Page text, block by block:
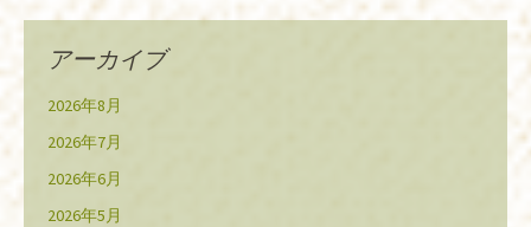
アーカイブ
2026年8月
2026年7月
2026年6月
2026年5月